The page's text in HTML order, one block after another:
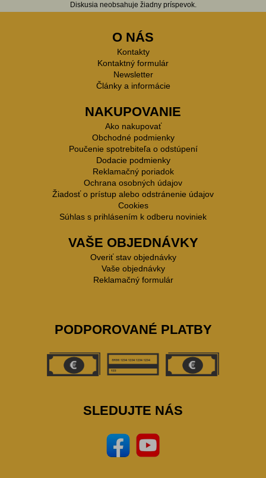
Diskusia neobsahuje žiadny príspevok.
O NÁS
Kontakty
Kontaktný formulár
Newsletter
Články a informácie
NAKUPOVANIE
Ako nakupovať
Obchodné podmienky
Poučenie spotrebiteľa o odstúpení
Dodacie podmienky
Reklamačný poriadok
Ochrana osobných údajov
Žiadosť o prístup alebo odstránenie údajov
Cookies
Súhlas s prihlásením k odberu noviniek
VAŠE OBJEDNÁVKY
Overiť stav objednávky
Vaše objednávky
Reklamačný formulár
PODPOROVANÉ PLATBY
SLEDUJTE NÁS